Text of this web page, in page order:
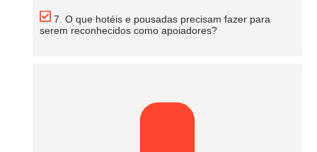
7. O que hotéis e pousadas precisam fazer para
serem reconhecidos como apoiadores?